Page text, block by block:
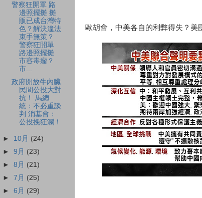
歐胡會，中美各自的利弊得失？美
警察狂開單 路
邊照擺攤 攤
販已成台灣特
色？解決違法
束手無策？
警察狂開單
路邊照擺攤
市容毒瘤？
市...
政府開放牛內臟
民間公投大對
抗！ 馬總
統：不必重談
判 消基會：
公投挽狂瀾！
► 10月 (24)
►9月 (23)
►8月 (21)
►7月 (25)
►6月 (29)